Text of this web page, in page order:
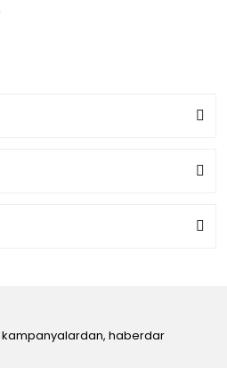
kampanyalardan, haberdar